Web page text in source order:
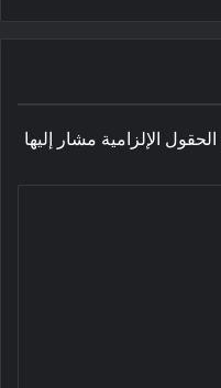
الحقول الإلزامية مشار إليها